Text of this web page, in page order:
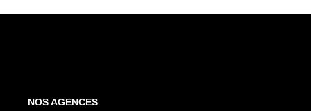
NOS AGENCES